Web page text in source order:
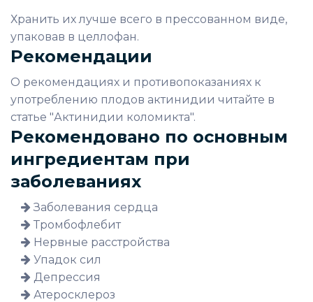
Хранить их лучше всего в прессованном виде,
упаковав в целлофан.
Рекомендации
О рекомендациях и противопоказаниях к
употреблению плодов актинидии читайте в
статье "Актинидии коломикта".
Рекомендовано по основным
ингредиентам при
заболеваниях
Заболевания сердца
Тромбофлебит
Нервные расстройства
Упадок сил
Депрессия
Атеросклероз